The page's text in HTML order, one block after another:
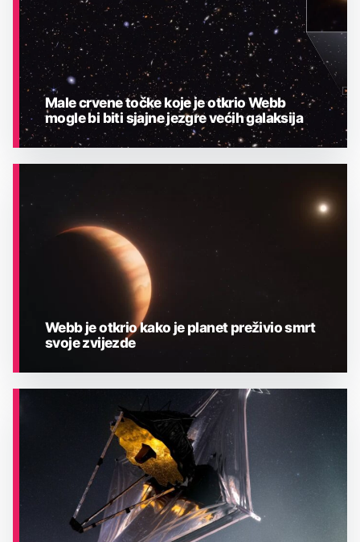
Male crvene točke koje je otkrio Webb
mogle bi biti sjajne jezgre većih galaksija
ASTRONOMIJA
Webb je otkrio kako je planet preživio smrt
svoje zvijezde